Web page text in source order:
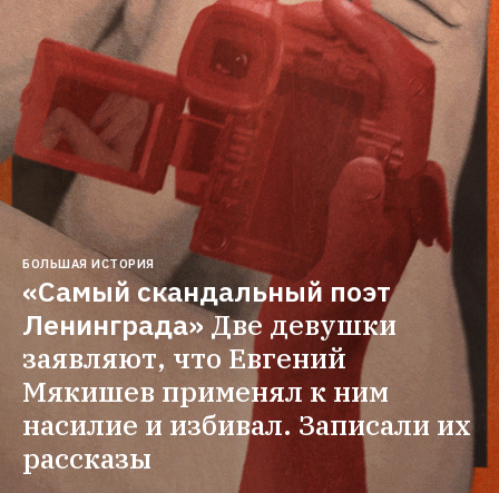
БОЛЬШАЯ ИСТОРИЯ
«Самый скандальный поэт
Ленинграда»Две девушки
заявляют, что Евгений
Мякишев применял к ним
насилие и избивал. Записали их
рассказы